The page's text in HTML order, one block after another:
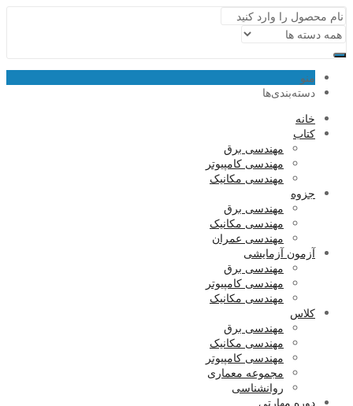
منو
دسته‌بندی‌ها
خانه
کتاب
مهندسی برق
مهندسی کامپیوتر
مهندسی مکانیک
جزوه
مهندسی برق
مهندسی مکانیک
مهندسی عمران
آزمون آزمایشی
مهندسی برق
مهندسی کامپیوتر
مهندسی مکانیک
کلاس
مهندسی برق
مهندسی مکانیک
مهندسی کامپیوتر
مجموعه معماری
روانشناسی
دوره مهارتی